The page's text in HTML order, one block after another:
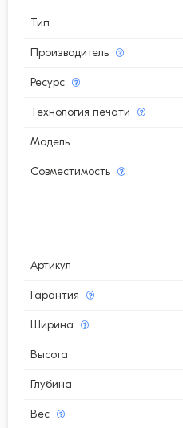
Тип
Производитель
Ресурс
Технология печати
Модель
Совместимость
Артикул
Гарантия
Ширина
Высота
Глубина
Вес